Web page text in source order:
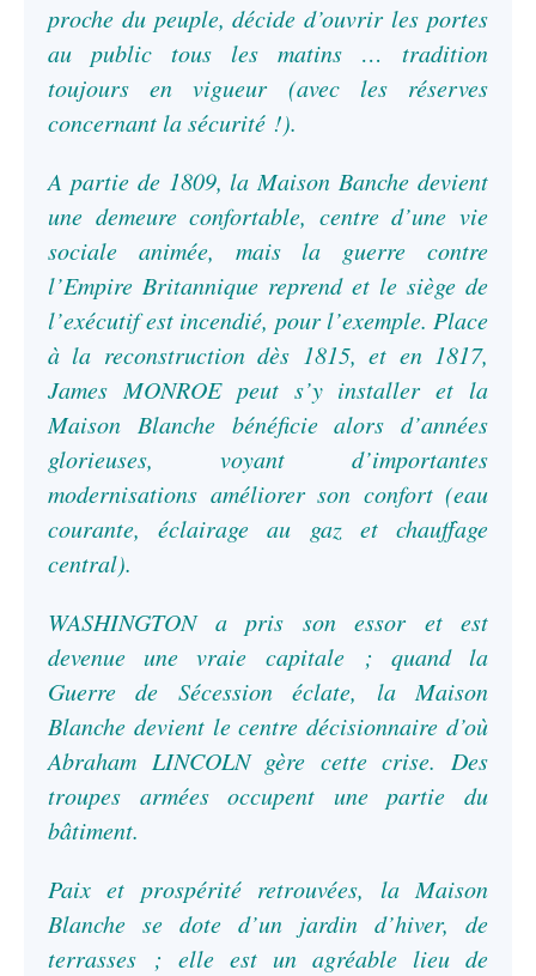
proche du peuple, décide d’ouvrir les portes
au public tous les matins … tradition
toujours en vigueur (avec les réserves
concernant la sécurité !).
A partie de 1809, la Maison Banche devient
une demeure confortable, centre d’une vie
sociale animée, mais la guerre contre
l’Empire Britannique reprend et le siège de
l’exécutif est incendié, pour l’exemple. Place
à la reconstruction dès 1815, et en 1817,
James MONROE peut s’y installer et la
Maison Blanche bénéficie alors d’années
glorieuses, voyant d’importantes
modernisations améliorer son confort (eau
courante, éclairage au gaz et chauffage
central).
WASHINGTON a pris son essor et est
devenue une vraie capitale ; quand la
Guerre de Sécession éclate, la Maison
Blanche devient le centre décisionnaire d’où
Abraham LINCOLN gère cette crise. Des
troupes armées occupent une partie du
bâtiment.
Paix et prospérité retrouvées, la Maison
Blanche se dote d’un jardin d’hiver, de
terrasses ; elle est un agréable lieu de